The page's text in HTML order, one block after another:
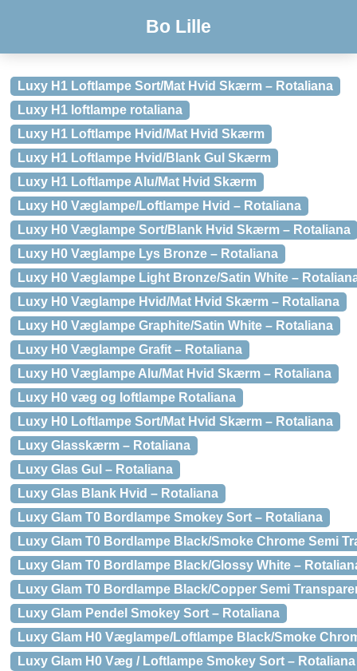
Bo Lille
Luxy H1 Loftlampe Sort/Mat Hvid Skærm – Rotaliana
Luxy H1 loftlampe rotaliana
Luxy H1 Loftlampe Hvid/Mat Hvid Skærm
Luxy H1 Loftlampe Hvid/Blank Gul Skærm
Luxy H1 Loftlampe Alu/Mat Hvid Skærm
Luxy H0 Væglampe/Loftlampe Hvid – Rotaliana
Luxy H0 Væglampe Sort/Blank Hvid Skærm – Rotaliana
Luxy H0 Væglampe Lys Bronze – Rotaliana
Luxy H0 Væglampe Light Bronze/Satin White –
Luxy H0 Væglampe Hvid/Mat Hvid Skærm – Rotaliana
Luxy H0 Væglampe Graphite/Satin White – Rotaliana
Luxy H0 Væglampe Grafit – Rotaliana
Luxy H0 Væglampe Alu/Mat Hvid Skærm – Rotaliana
Luxy H0 væg og loftlampe Rotaliana
Luxy H0 Loftlampe Sort/Mat Hvid Skærm – Rotaliana
Luxy Glasskærm – Rotaliana
Luxy Glas Gul – Rotaliana
Luxy Glas Blank Hvid – Rotaliana
Luxy Glam T0 Bordlampe Smokey Sort – Rotaliana
Luxy Glam T0 Bordlampe Black/Smoke Chrome Semi
Luxy Glam T0 Bordlampe Black/Glossy White –
Luxy Glam T0 Bordlampe Black/Copper Semi
Luxy Glam Pendel Smokey Sort – Rotaliana
Luxy Glam H0 Væglampe/Loftlampe Black/Smoke
Luxy Glam H0 Væg / Loftlampe Smokey Sort – Rotaliana